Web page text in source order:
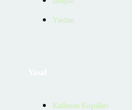
Yardım
Kullanım Koşulları